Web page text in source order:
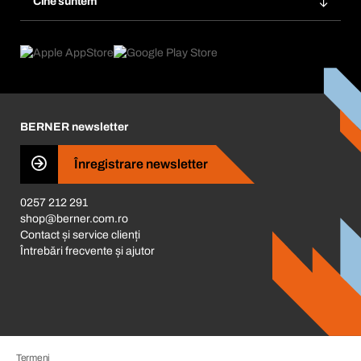
Abonări
eProcurement
Consilier produse
Ce ne motivează
Business Conduct
BERNER newsletter
Înregistrare newsletter
0257 212 291
shop@berner.com.ro
Contact și service clienți
Întrebări frecvente și ajutor
Termeni